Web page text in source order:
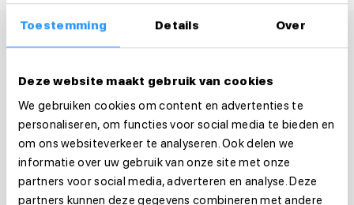
Toestemming Details Over
Deze website maakt gebruik van cookies
We gebruiken cookies om content en advertenties te
personaliseren, om functies voor social media te bieden en
om ons websiteverkeer te analyseren. Ook delen we
informatie over uw gebruik van onze site met onze
partners voor social media, adverteren en analyse. Deze
partners kunnen deze gegevens combineren met andere